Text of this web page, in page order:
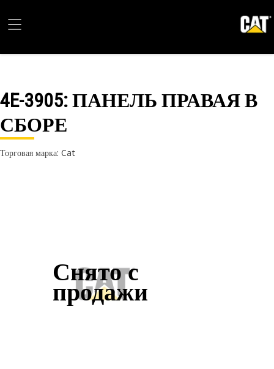
4E-3905: ПАНЕЛЬ ПРАВАЯ В
СБОРЕ
Торговая марка: Cat
Снято с
продажи